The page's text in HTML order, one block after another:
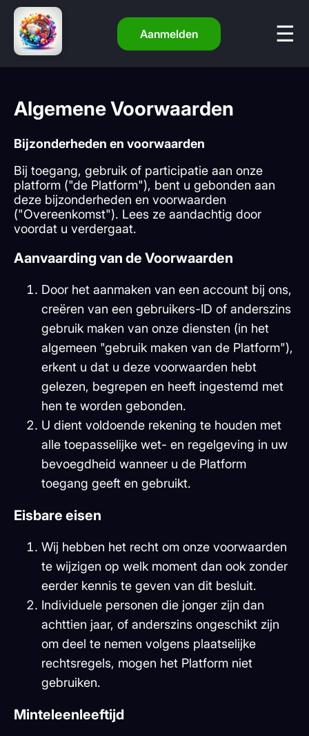
Aanmelden
Algemene Voorwaarden
Bijzonderheden en voorwaarden
Bij toegang, gebruik of participatie aan onze
platform ("de Platform"), bent u gebonden aan
deze bijzonderheden en voorwaarden
("Overeenkomst"). Lees ze aandachtig door
voordat u verdergaat.
Aanvaarding van de Voorwaarden
Door het aanmaken van een account bij ons,
creëren van een gebruikers-ID of anderszins
gebruik maken van onze diensten (in het
algemeen "gebruik maken van de Platform"),
erkent u dat u deze voorwaarden hebt
gelezen, begrepen en heeft ingestemd met
hen te worden gebonden.
U dient voldoende rekening te houden met
alle toepasselijke wet- en regelgeving in uw
bevoegdheid wanneer u de Platform
toegang geeft en gebruikt.
Eisbare eisen
Wij hebben het recht om onze voorwaarden
te wijzigen op welk moment dan ook zonder
eerder kennis te geven van dit besluit.
Individuele personen die jonger zijn dan
achttien jaar, of anderszins ongeschikt zijn
om deel te nemen volgens plaatselijke
rechtsregels, mogen het Platform niet
gebruiken.
Minteleenleeftijd